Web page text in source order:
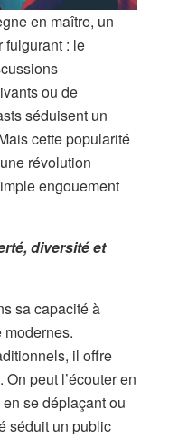
en maître, un
fulgurant : le
ou de
séduisent un
cette popularité
révolution
engouement
diversité et
sa capacité à
modernes.
il offre
peut l’écouter en
se déplaçant ou
séduit un public